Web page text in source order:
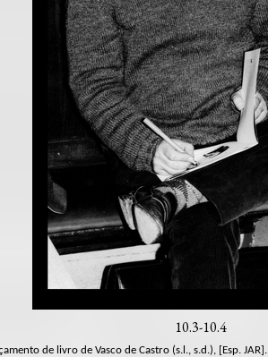
10.3-10.4
de livro de Vasco de Castro (s.l., s.d.), [Esp. JAR].